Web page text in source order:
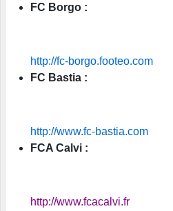
FC Borgo :
http://fc-borgo.footeo.com
FC Bastia :
http://www.fc-bastia.com
FCA Calvi :
http://www.fcacalvi.fr